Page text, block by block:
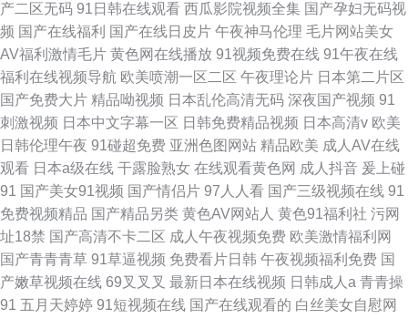
产二区无码 91日韩在线观看 西瓜影院视频全集 国产孕妇无码视
频 国产在线福利 国产在线日皮片 午夜神马伦理 毛片网站美女
AV福利激情毛片 黄色网在线播放 91视频免费在线 91午夜在线
福利在线视频导航 欧美喷潮一区二区 午夜理论片 日本第二片区
国产免费大片 精品呦视频 日本乱伦高清无码 深夜国产视频 91
刺激视频 日本中文字幕一区 日韩免费精品视频 日本高清v 欧美
日韩伦理午夜 91碰超免费 亚洲色图网站 精品欧美 成人AV在线
观看 日本a级在线 干露脸熟女 在线观看黄色网 成人抖音 爰上碰
91 国产美女91视频 国产情侣片 97人人看 国产三级视频在线 91
免费视频精品 国产精品另类 黄色AV网站人 黄色91福利社 污网
址18禁 国产高清不卡二区 成人午夜视频免费 欧美激情福利网
国产青青青草 91草逼视频 免费看片日韩 午夜视频福利免费 国
产嫩草视频在线 69叉叉叉 最新日本在线视频 日韩成人a 青青操
91 五月天婷婷 91短视频在线 国产在线观看的 白丝美女自慰网